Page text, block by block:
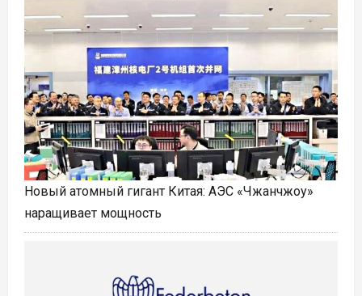
Новый атомный гигант Китая: АЭС «Чжанчжоу»
наращивает мощность